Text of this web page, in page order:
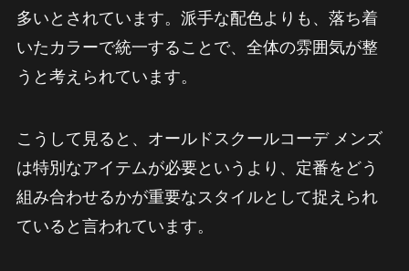
多いとされています。派手な配色よりも、落ち着
いたカラーで統一することで、全体の雰囲気が整
うと考えられています。
こうして見ると、オールドスクールコーデ メンズ
は特別なアイテムが必要というより、定番をどう
組み合わせるかが重要なスタイルとして捉えられ
ていると言われています。